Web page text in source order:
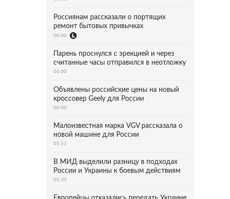
Россиянам рассказали о портящих
ремонт бытовых привычках
06:00
Парень проснулся с эрекцией и через
считанные часы отправился в неотложку
06:00
Объявлены российские цены на новый
кроссовер Geely для России
06:00
Малоизвестная марка VGV рассказала о
новой машине для России
05:51
В МИД выделили разницу в подходах
России и Украины к боевым действиям
05:35